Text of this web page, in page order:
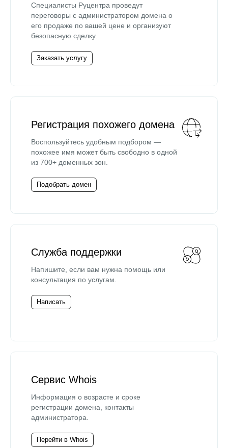
Специалисты Руцентра проведут
переговоры с администратором домена о
его продаже по вашей цене и организуют
безопасную сделку.
Заказать услугу
Регистрация похожего домена
Воспользуйтесь удобным подбором —
похожее имя может быть свободно в одной
из 700+ доменных зон.
Подобрать домен
Служба поддержки
Напишите, если вам нужна помощь или
консультация по услугам.
Написать
Сервис Whois
Информация о возрасте и сроке
регистрации домена, контакты
администратора.
Перейти в Whois